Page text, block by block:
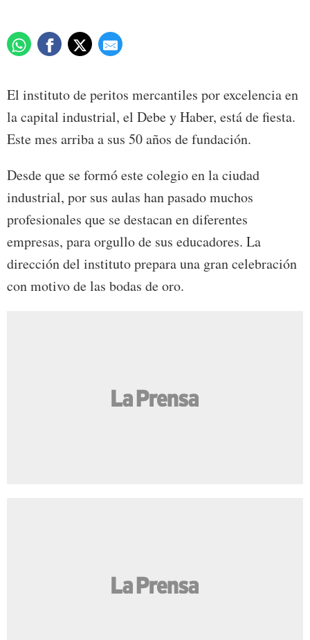
El instituto de peritos mercantiles por excelencia en
la capital industrial, el Debe y Haber, está de fiesta.
Este mes arriba a sus 50 años de fundación.
Desde que se formó este colegio en la ciudad
industrial, por sus aulas han pasado muchos
profesionales que se destacan en diferentes
empresas, para orgullo de sus educadores. La
dirección del instituto prepara una gran celebración
con motivo de las bodas de oro.